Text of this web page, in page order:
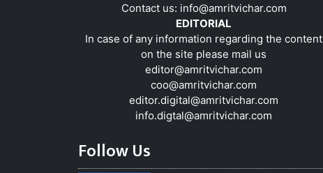
Contact us: info@amritvichar.com
EDITORIAL
In case of any information regarding the content
on the site please mail us
editor@amritvichar.com
coo@amritvichar.com
editor.digital@amritvichar.com
info.digtal@amritvichar.com
Follow Us